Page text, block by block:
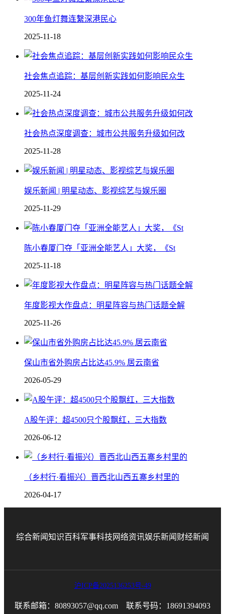
300年鱼灯舞连繫深港民心
2025-11-18
社会焦点追踪：基层创新实践如何影响民众生
2025-11-24
社会热点深度调查：城市公共服务升级如何改
2025-11-28
娱乐新闻 | 明星动态、影视综艺与娱乐圈
2025-11-29
陈小春厦门夺「亚洲全能艺人」大奖，《St
2025-11-18
年度影视大作盘点：明星阵容与热门话题全解
2025-11-26
保山市省外购房占比达45.9% 居云南省
2026-05-29
A股午评：超4500只个股飘红，三大指数
2026-06-12
（乡村行·看振兴）晋西北山西五寨乡村里的
2026-04-17
综合新闻知识百科军事科技 网络资讯娱乐新闻 财经新闻
沪ICP备2025136253号-49
联系邮箱：80893057@qq.com 联系号码：18691394093